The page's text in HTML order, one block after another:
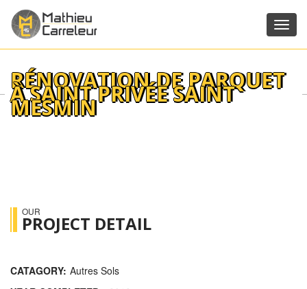
RÉNOVATION DE PARQUET
À SAINT PRIVÉE SAINT
MESMIN
OUR
PROJECT DETAIL
CATAGORY: Autres Sols